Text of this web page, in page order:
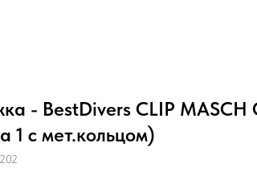
- BestDivers CLIP MASCH
1 с мет.кольцом)